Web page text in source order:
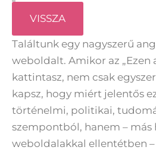
VISSZA
Találtunk egy nagyszerű
weboldalt. Amikor az „Ezen
kattintasz, nem csak
kapsz, hogy miért jelentős
történelmi, politikai,
szempontból, hanem – más
weboldalakkal ellentétben –